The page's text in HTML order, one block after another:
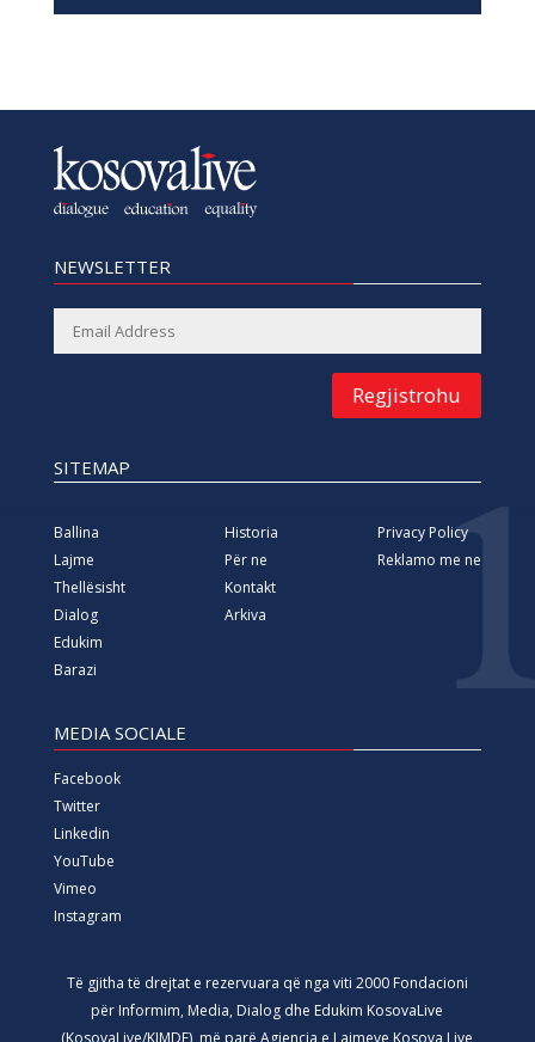
NEWSLETTER
Regjistrohu
SITEMAP
Ballina
Lajme
Thellësisht
Dialog
Edukim
Barazi
Historia
Për ne
Kontakt
Arkiva
Privacy Policy
Reklamo me ne
MEDIA SOCIALE
Facebook
Twitter
Linkedin
YouTube
Vimeo
Instagram
Të gjitha të drejtat e rezervuara që nga viti 2000 Fondacioni
për Informim, Media, Dialog dhe Edukim KosovaLive
(KosovaLive/KIMDE), më parë Agjencia e Lajmeve Kosova Live